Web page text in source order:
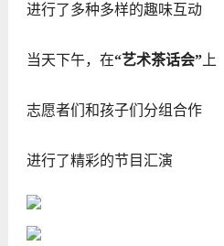
进行了多种多样的趣味互动
当天下午，在“艺术茶话会”上
志愿者们和孩子们分组合作
进行了精彩的节目汇演